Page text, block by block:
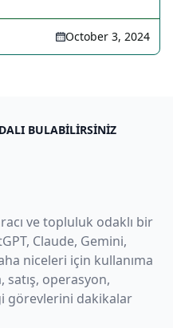
October 3, 2024
BULABILIRSINIZ
ve topluluk odaklı bir
Claude, Gemini,
niceleri için kullanıma
operasyon,
görevlerini dakikalar